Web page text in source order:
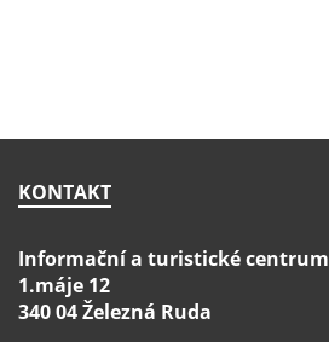
KONTAKT
Informační a turistické centrum
1.máje 12
340 04 Železná Ruda